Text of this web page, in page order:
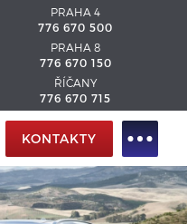
PRAHA 4
776 670 500
PRAHA 8
776 670 150
ŘÍČANY
776 670 715
KONTAKTY